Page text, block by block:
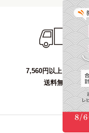
7,560円以上ご購入で
送料無料